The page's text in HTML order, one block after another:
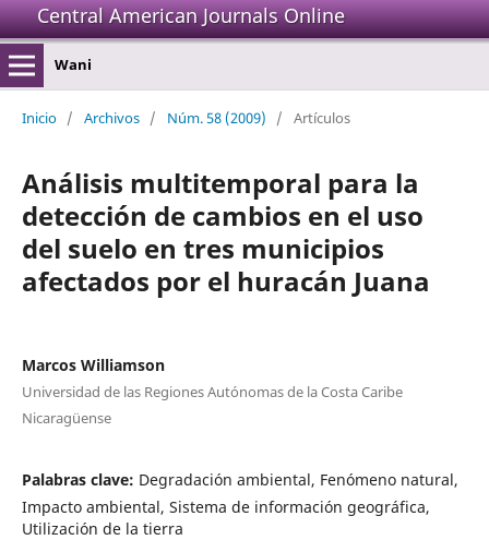
Central American Journals Online
Wani
Inicio / Archivos / Núm. 58 (2009) / Artículos
Análisis multitemporal para la
detección de cambios en el uso
del suelo en tres municipios
afectados por el huracán Juana
Marcos Williamson
Universidad de las Regiones Autónomas de la Costa Caribe
Nicaragüense
Palabras clave: Degradación ambiental, Fenómeno natural,
Impacto ambiental, Sistema de información geográfica,
Utilización de la tierra